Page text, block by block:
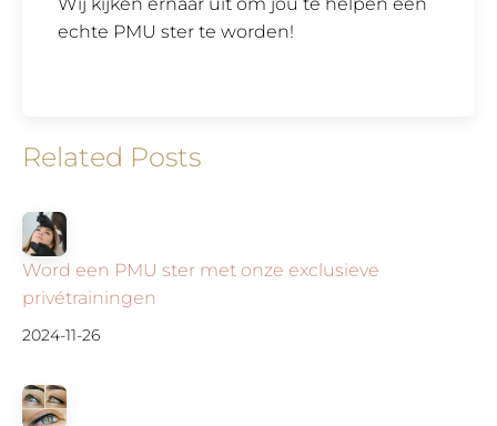
echte PMU ster te worden!
Related Posts
Word een PMU ster met onze exclusieve
privétrainingen
2024-11-26